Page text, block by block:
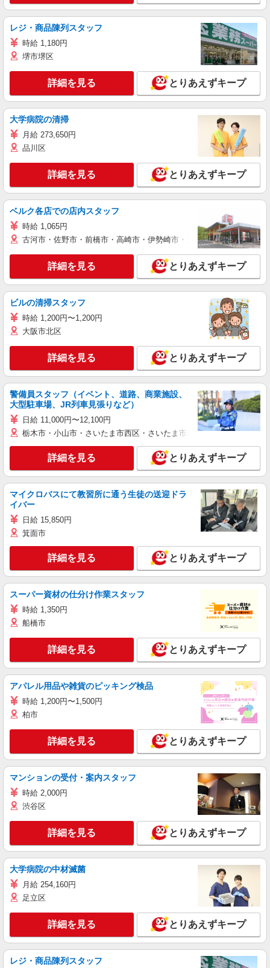
レジ・商品陳列スタッフ
時給 1,180円
堺市堺区
詳細を見る とりあえずキープ
大学病院の清掃
月給 273,650円
品川区
詳細を見る とりあえずキープ
ベルク各店での店内スタッフ
時給 1,065円
古河市・佐野市・前橋市・高崎市・伊勢崎市・太田市・館林市・藤
詳細を見る とりあえずキープ
ビルの清掃スタッフ
時給 1,200円〜1,200円
大阪市北区
詳細を見る とりあえずキープ
警備員スタッフ（イベント、道路、商業施設、
大型駐車場、JR列車見張りなど）
日給 11,000円〜12,100円
栃木市・小山市・さいたま市西区・さいたま市岩槻区・久喜市・蓮田
詳細を見る とりあえずキープ
マイクロバスにて教習所に通う生徒の送迎ドラ
イバー
日給 15,850円
箕面市
詳細を見る とりあえずキープ
スーパー資材の仕分け作業スタッフ
時給 1,350円
船橋市
詳細を見る とりあえずキープ
アパレル用品や雑貨のピッキング検品
時給 1,200円〜1,500円
柏市
詳細を見る とりあえずキープ
マンションの受付・案内スタッフ
時給 2,000円
渋谷区
詳細を見る とりあえずキープ
大学病院の中材滅菌
月給 254,160円
足立区
詳細を見る とりあえずキープ
レジ・商品陳列スタッフ